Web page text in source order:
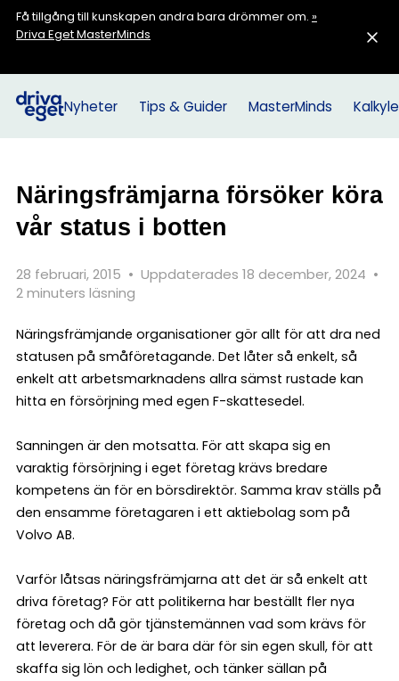
Få tillgång till kunskapen andra bara drömmer om. »
Driva Eget MasterMinds
Nyheter Tips & Guider MasterMinds
Näringsfrämjarna försöker köra
vår status i botten
28 februari, 2015 • Uppdaterades 18 december, 2024 •
2 minuters läsning
Näringsfrämjande organisationer gör allt för att dra ned
statusen på småföretagande. Det låter så enkelt, så
enkelt att arbetsmarknadens allra sämst rustade kan
hitta en försörjning med egen F-skattesedel.
Sanningen är den motsatta. För att skapa sig en
varaktig försörjning i eget företag krävs bredare
kompetens än för en börsdirektör. Samma krav ställs på
den ensamme företagaren i ett aktiebolag som på
Volvo AB.
Varför låtsas näringsfrämjarna att det är så enkelt att
driva företag? För att politikerna har beställt fler nya
företag och då gör tjänstemännen vad som krävs för
att leverera. För de är bara där för sin egen skull, för att
skaffa sig lön och ledighet, och tänker sällan på